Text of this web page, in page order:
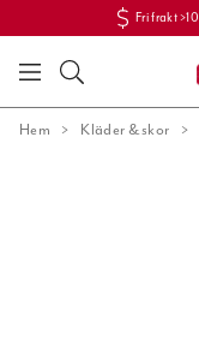
Fri frakt
Hem Kläder & skor